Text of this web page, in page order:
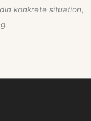
konkrete situation,